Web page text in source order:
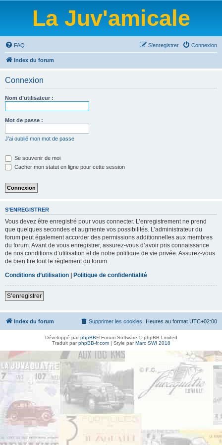
La Juv'amicale
FAQ Connexion
S’enregistrer
Index du forum
Connexion
Nom d’utilisateur :
Mot de passe :
J’ai oublié mon mot de passe
Se souvenir de moi
Cacher mon statut en ligne pour cette session
S’ENREGISTRER
Vous devez être enregistré pour vous connecter. L’enregistrement ne prend
que quelques secondes et augmente vos possibilités. L’administrateur du
forum peut également accorder des permissions additionnelles aux membres
du forum. Avant de vous enregistrer, assurez-vous d’avoir pris connaissance
de nos conditions d’utilisation et de notre politique de vie privée. Assurez-vous
de bien lire tout le règlement du forum.
Conditions d’utilisation | Politique de confidentialité
S’enregistrer
Index du forum Heures au format UTC+02:00
Supprimer les cookies
Développé parphpBB® Forum Software © phpBB Limited
Traduit parphpBB-fr.com| Style parMarc SWI 2018